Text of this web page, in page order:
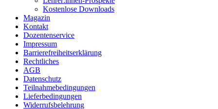
Kostenlose Downloads
Magazin
Kontakt
Dozentenservice
Impressum
Barrierefreiheitserklärung
Rechtliches
AGB
Datenschutz
Teilnahmebedingungen
Lieferbedingungen
Widerrufsbelehrung